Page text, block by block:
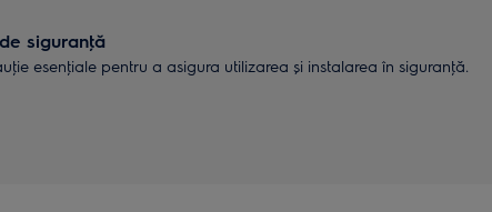
siguranţă
esenţiale pentru a asigura utilizarea și instalarea în siguranţă.